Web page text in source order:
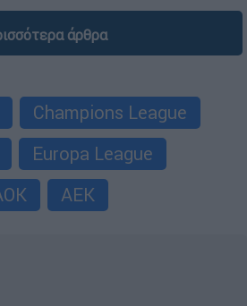
άρθρα
Champions League
Europa League
ΑΕΚ